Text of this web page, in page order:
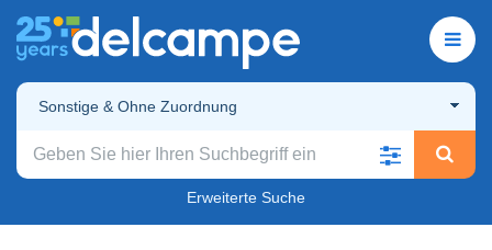
Sonstige & Ohne Zuordnung
Erweiterte Suche